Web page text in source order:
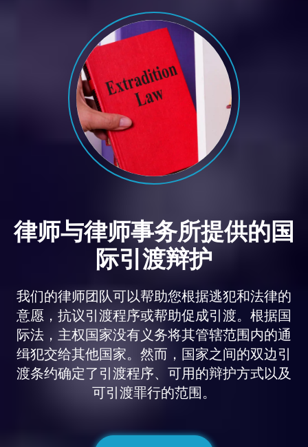
律师与律师事务所提供的国
际引渡辩护
我们的律师团队可以帮助您根据逃犯和法律的
意愿，抗议引渡程序或帮助促成引渡。根据国
际法，主权国家没有义务将其管辖范围内的通
缉犯交给其他国家。然而，国家之间的双边引
渡条约确定了引渡程序、可用的辩护方式以及
可引渡罪行的范围。